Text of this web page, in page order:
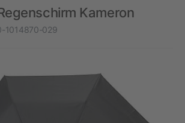
Kameron
1014870-029